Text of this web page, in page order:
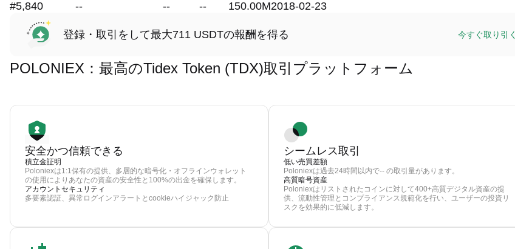
#5,840 -- -- -- 150.00M2018-02-23
登録・取引をして最大711 USDTの報酬を得る 今すぐ取り引く
POLONIEX：最高のTidex Token (TDX)取引プラットフォーム
安全かつ信頼できる
積立金証明
Poloniexは1:1保有の提供、多層的な暗号化・オフラインウォレット
の使用によりあなたの資産の安全性と100%の出金を確保します。
アカウントセキュリティ
多要素認証、異常ログインアラートとcookieハイジャック防止
シームレス取引
低い売買差額
Poloniexは過去24時間以内で-- の取引量があります。
高質暗号資産
Poloniexはリストされたコインに対して400+高質デジタル資産の提
供、流動性管理とコンプライアンス規範化を行い、ユーザーの投資リ
スクを効果的に低減します。